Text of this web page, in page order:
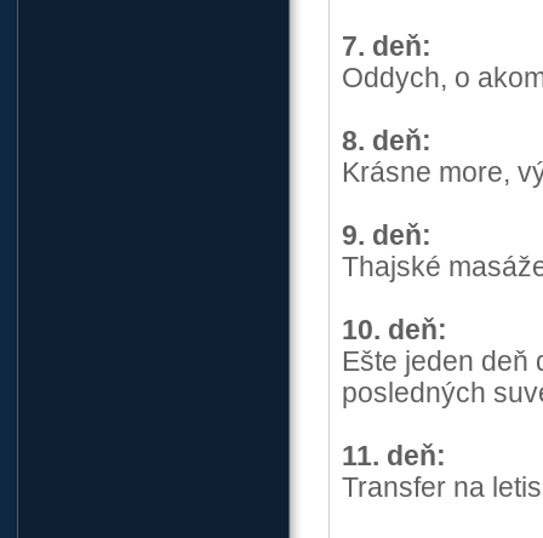
7. deň:
Oddych, o
8. deň:
Krásne more,
9. deň:
Thajské
10. deň:
Ešte jeden deň
posledných
11. deň:
Transfer na